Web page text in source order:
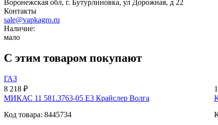
Воронежская обл, г. Бутурлиновка, ул Дорожная, д 22
Контакты
sale@vapkagro.ru
Наличие:
мало
С этим товаром покупают
ГАЗ
8 218 ₽
МИКАС 11 581.3763-05 E3 Крайслер Волга
Код товара: 8445734